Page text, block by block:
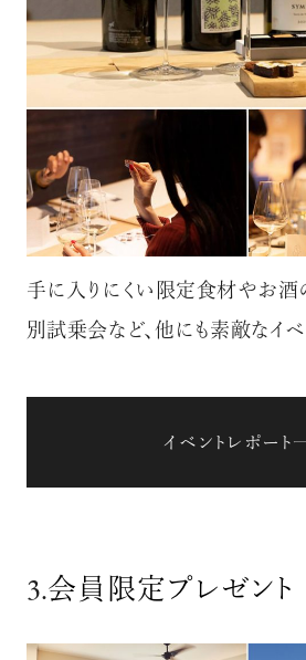
手に入りにくい限定食材やお酒
別試乗会など、他にも素敵なイベ
イベントレポート
3.会員限定プレゼント